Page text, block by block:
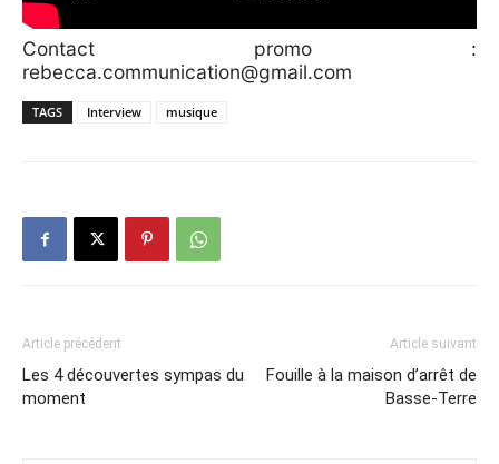
Contact promo :
rebecca.communication@gmail.com
TAGS Interview musique
Article précédent
Les 4 découvertes sympas du
moment
Article suivant
Fouille à la maison d’arrêt de
Basse-Terre